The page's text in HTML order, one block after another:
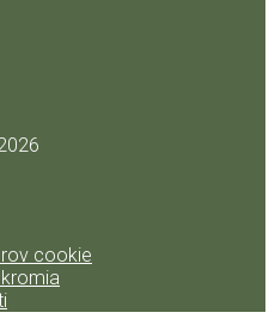
cookie